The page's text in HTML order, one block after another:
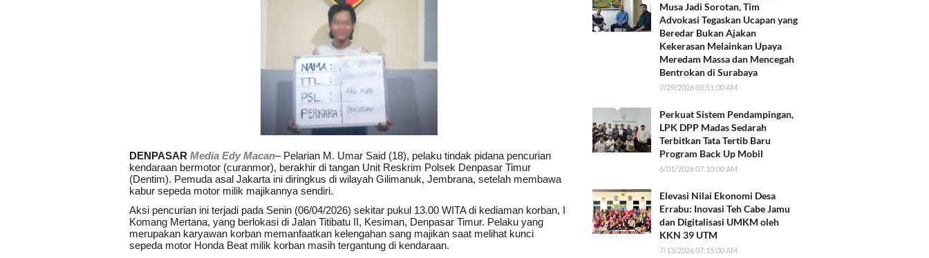
DENPASAR Media Edy Macan– Pelarian M. Umar Said (18), pelaku tindak pidana pencurian
kendaraan bermotor (curanmor), berakhir di tangan Unit Reskrim Polsek Denpasar Timur
(Dentim). Pemuda asal Jakarta ini diringkus di wilayah Gilimanuk, Jembrana, setelah membawa
kabur sepeda motor milik majikannya sendiri.
Aksi pencurian ini terjadi pada Senin (06/04/2026) sekitar pukul 13.00 WITA di kediaman korban, I
Komang Mertana, yang berlokasi di Jalan Titibatu II, Kesiman, Denpasar Timur. Pelaku yang
merupakan karyawan korban memanfaatkan kelengahan sang majikan saat melihat kunci
sepeda motor Honda Beat milik korban masih tergantung di kendaraan.
Musa Jadi Sorotan, Tim
Advokasi Tegaskan Ucapan yang
Beredar Bukan Ajakan
Kekerasan Melainkan Upaya
Meredam Massa dan Mencegah
Bentrokan di Surabaya
7/29/2026 03:51:00 AM
Perkuat Sistem Pendampingan,
LPK DPP Madas Sedarah
Terbitkan Tata Tertib Baru
Program Back Up Mobil
6/01/2026 07:10:00 AM
Elevasi Nilai Ekonomi Desa
Errabu: Inovasi Teh Cabe Jamu
dan Digitalisasi UMKM oleh
KKN 39 UTM
7/13/2026 07:15:00 AM